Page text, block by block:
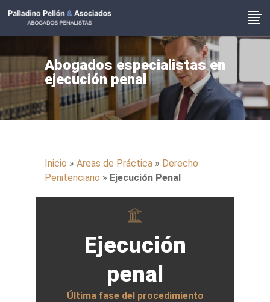
Abogados especialistas en
ejecución penal
Inicio » Areas de Práctica » Derecho
Penitenciario » Ejecución Penal
Ejecución
penal
Última fase del procedimiento